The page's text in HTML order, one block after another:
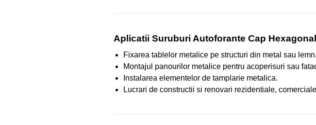
Aplicatii Suruburi Autoforante Cap
Fixarea tablelor metalice pe structuri din metal sau lemn.
Montajul panourilor metalice pentru acoperisuri sau
Instalarea elementelor de tamplarie metalica.
Lucrari de constructii si renovari rezidentiale,